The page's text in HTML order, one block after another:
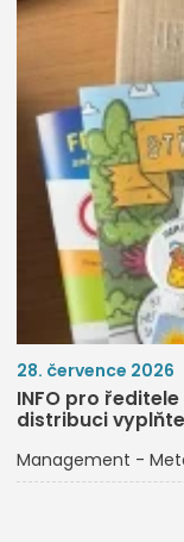
28. července 2026
INFO pro ředitele
distribuci
Management -